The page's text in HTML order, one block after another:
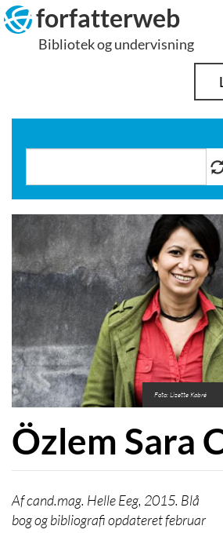
Hop
til
indhold
forfatterweb
Bibliotek og undervisning
Foto: Lizette Kabré
Özlem Sara
cand.mag. Helle Eeg, 2015. Blå
bog og bibliografi opdateret februar